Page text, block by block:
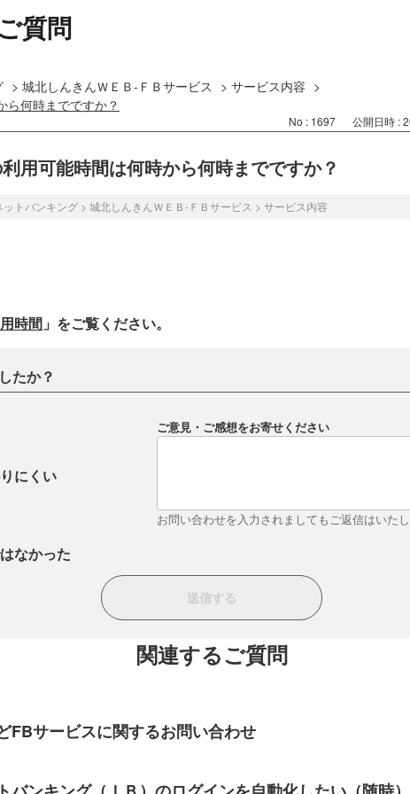
質問
> 城北しんきんＷＥＢ-ＦＢサービス > サービス内容 >
ら何時までですか？
No : 1697 公開日時 :
用可能時間は何時から何時までですか？
ットバンキング > 城北しんきんＷＥＢ-ＦＢサービス > サービス内容
時間 」をご覧ください。
たか？
にくい
なかった
ご意見・ご感想をお寄せください
お問い合わせを入力されましてもご返信はいた
関連するご質問
FBサービスに関するお問い合わせ